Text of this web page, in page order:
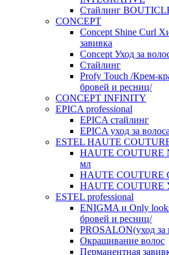
Стайлинг
CONCEPT
Concept Shine Curl
завивка
Concept Уход за
Стайлинг
Profy Touch /Крем-
бровей и ресниц/
CONCEPT INFINITY
EPICA professional
EPICA стайлинг
EPICA уход за
ESTEL HAUTE
HAUTE COUTURE
мл
HAUTE COUTURE
HAUTE COUTURE
ESTEL professional
ENIGMA и Only
бровей и ресниц/
PROSALON(уход за
Окрашивание волос
Перманентная